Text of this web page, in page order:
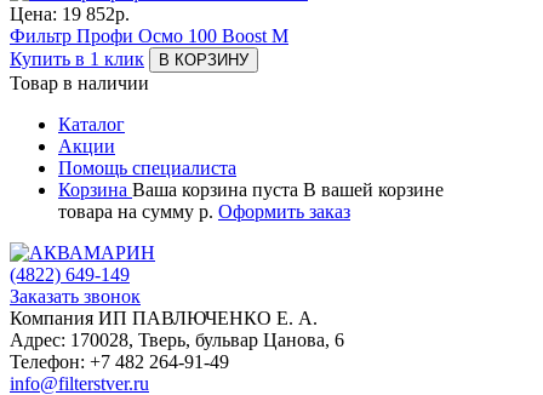
Цена: 19 852р.
Фильтр Профи Осмо 100 Boost М
Купить в 1 клик
В КОРЗИНУ
Товар в наличии
Каталог
Акции
Помощь специалиста
Корзина Ваша корзина пуста В вашей корзине
товара на сумму р. Оформить заказ
(4822) 649-149
Заказать звонок
Компания ИП ПАВЛЮЧЕНКО Е. А.
Адрес: 170028, Тверь, бульвар Цанова, 6
Телефон: +7 482 264-91-49
info@filterstver.ru